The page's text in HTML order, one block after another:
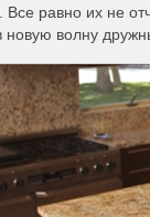
равно их не
волну